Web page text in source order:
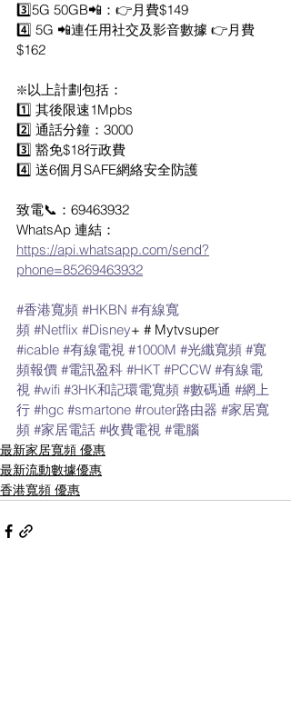
3️⃣5G 50GB📲：👉月費$149
4️⃣ 5G 📲連任用社交及影音數據 👉月費
$162
❇️以上計劃包括：
1️⃣ 其後限速1Mpbs
2️⃣ 通話分鐘：3000
3️⃣ 豁免$18行政費
4️⃣ 送6個月SAFE網絡安全防護
致電📞：69463932
WhatsAp 連結：
https://api.whatsapp.com/send?
phone=85269463932
#香港寬頻 #HKBN #有線寬
頻 #Netflix #Disney+ # Mytvsuper
#icable #有線電視 #1000M #光纖寬頻 #寬
頻報價 #電訊盈科 #HKT #PCCW #有線電
視 #wifi #3HK和記環電寬頻 #數碼通 #網上
行 #hgc #smartone #router路由器 #家居寬
頻 #家居電話 #收費電視 #電腦
最新家居寬頻 優惠
最新流動數據優惠
香港寬頻 優惠